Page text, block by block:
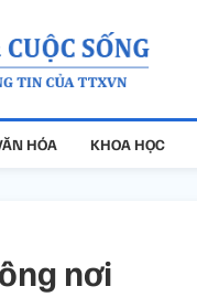
HÓA KHOA HỌC
nơi